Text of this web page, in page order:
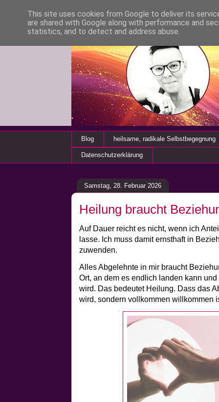
Blog heilsame, radikale Selbstbegegnung
Datenschutzerklärung
Samstag, 28. Februar 2026
Heilung braucht
Auf Dauer reicht es nicht, wenn ich
lasse. Ich muss damit ernsthaft in
zuwenden.
Alles Abgelehnte in mir braucht
Ort, an dem es endlich landen kann
wird. Das bedeutet Heilung. Dass das
wird, sondern vollkommen willkommen
This site uses cookies from Google to deliver its
are shared with Google along with performance and
statistics, and to detect and address abuse.